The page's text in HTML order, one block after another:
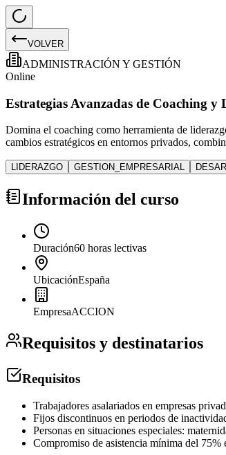
VOLVER
ADMINISTRACIÓN Y GESTIÓN
Online
Estrategias Avanzadas de Coaching y
Domina el coaching como herramienta de
cambios estratégicos en entornos privados,
LIDERAZGO GESTION_EMPRESARIAL
Información del curso
Duración60 horas lectivas
UbicaciónEspaña
EmpresaACCION
Requisitos y destinatarios
Requisitos
Trabajadores asalariados en empresas
Fijos discontinuos en periodos de
Personas en situaciones especiales:
Compromiso de asistencia mínima del 75%